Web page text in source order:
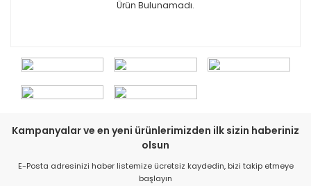
Ürün Bulunamadı.
Kampanyalar ve en yeni ürünlerimizden ilk sizin haberiniz
olsun
E-Posta adresinizi haber listemize ücretsiz kaydedin, bizi takip etmeye
başlayın